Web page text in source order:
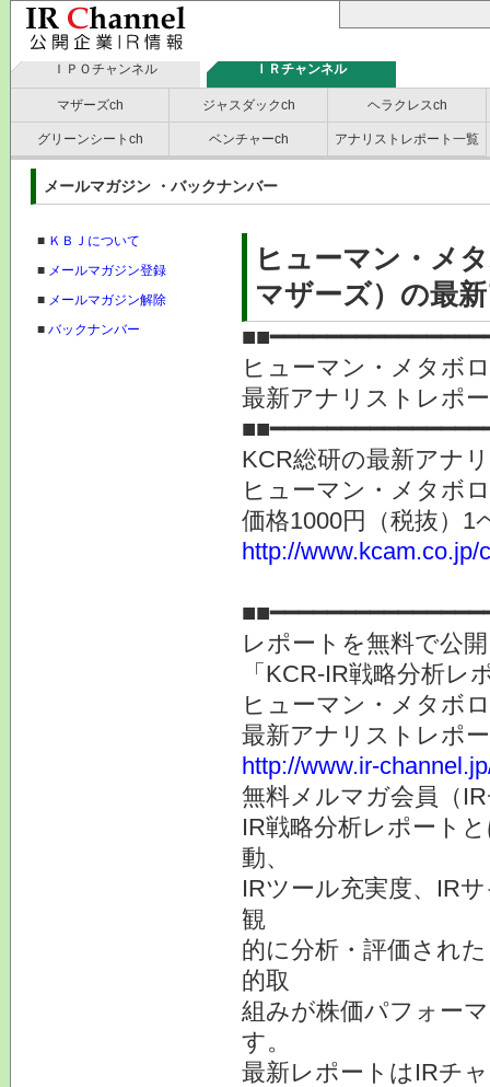
ＩＰＯチャンネル ＩＲチャンネル
マザーズch ジャスダックch ヘラクレスch
グリーンシートch ベンチャーch アナリストレポート一覧
メールマガジン ・バックナンバー
■ ＫＢＪについて
■ メールマガジン登録
■ メールマガジン解除
■ バックナンバー
ヒューマン・メ
マザーズ）の最
ヒューマン・メタボ
最新アナリストレポ
KCR総研の最新アナ
ヒューマン・メタボ
価格1000円（税抜）1
http://www.kcam.co.jp/
レポートを無料で公
「KCR-IR戦略分析レ
ヒューマン・メタボ
最新アナリストレポ
http://www.ir-
無料メルマガ会員（
IR戦略分析レポート
動、
IRツール充実度、IR
観
的に分析・評価され
的取
組みが株価パフォー
す。
最新レポートはIRチ